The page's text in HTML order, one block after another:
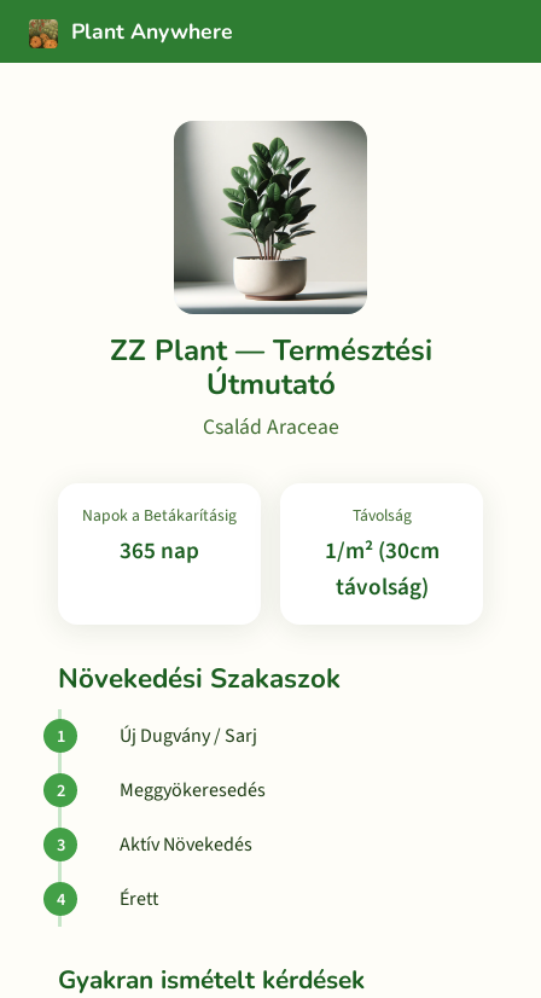
Plant Anywhere
ZZ Plant — Természtési
Útmutató
Család Araceae
Napok a Betákarításig
365 nap
Távolság
1/m² (30cm
távolság)
Növekedési Szakaszok
Új Dugvány / Sarj
Meggyökeresedés
Aktív Növekedés
Érett
Gyakran ismételt kérdések